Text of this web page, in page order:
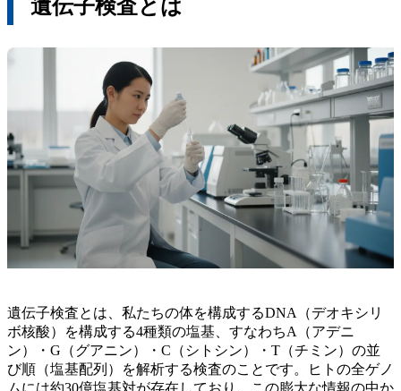
遺伝子検査とは
遺伝子検査とは、私たちの体を構成するDNA（デオキシリ
ボ核酸）を構成する4種類の塩基、すなわちA（アデニ
ン）・G（グアニン）・C（シトシン）・T（チミン）の並
び順（塩基配列）を解析する検査のことです。ヒトの全ゲノ